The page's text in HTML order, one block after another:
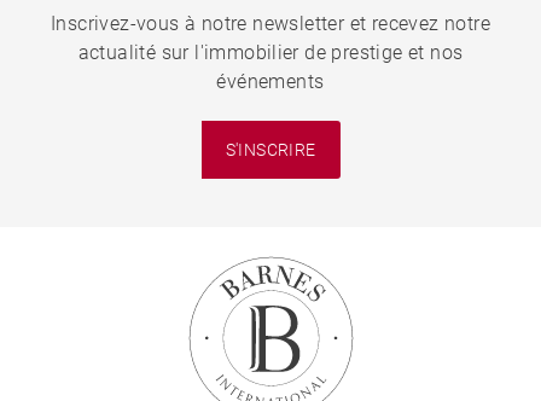
Inscrivez-vous à notre newsletter et recevez notre
actualité sur l'immobilier de prestige et nos
événements
S'INSCRIRE